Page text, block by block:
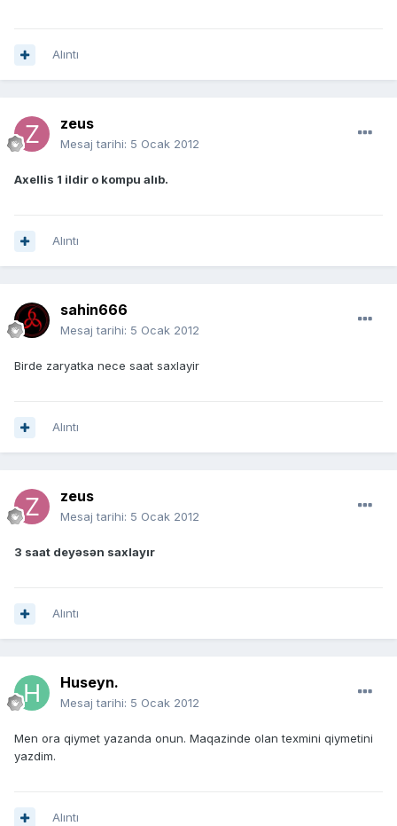
Alıntı
zeus
Mesaj tarihi: 5 Ocak 2012
Axellis 1 ildir o kompu alıb.
Alıntı
sahin666
Mesaj tarihi: 5 Ocak 2012
Birde zaryatka nece saat saxlayir
Alıntı
zeus
Mesaj tarihi: 5 Ocak 2012
3 saat deyəsən saxlayır
Alıntı
Huseyn.
Mesaj tarihi: 5 Ocak 2012
Men ora qiymet yazanda onun. Maqazinde olan texmini qiymetini
yazdim.
Alıntı